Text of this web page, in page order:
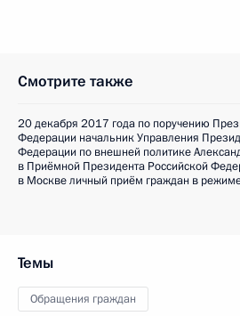
Смотрите также
20 декабря 2017 года по поручению
Федерации начальник Управления
Федерации по внешней политике
в Приёмной Президента Российской
в Москве личный приём граждан в
Темы
Обращения граждан